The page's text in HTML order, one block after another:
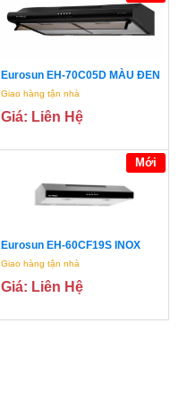
Eurosun EH-70C05D MÀU ĐEN
Giao hàng tận nhà
Giá: Liên Hệ
Mới
Eurosun EH-60CF19S INOX
Giao hàng tận nhà
Giá: Liên Hệ